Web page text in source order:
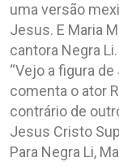
uma versão
Jesus. E Maria
cantora Negra Li.
“Vejo a figura
comenta o ator
contrário de
Jesus Cristo
Para Negra Li,